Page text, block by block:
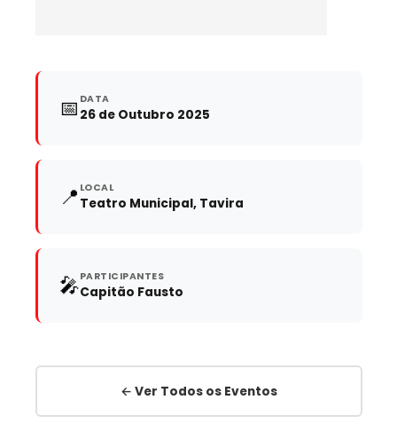
📅 DATA
26 de Outubro 2025
📍 LOCAL
Teatro Municipal, Tavira
🎤PARTICIPANTES
Capitão Fausto
← Ver Todos os Eventos